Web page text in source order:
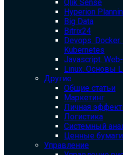
Qlik Sense
Hyperion
Big Data
Bitrix24
Devops.
Kubernetes
Javascript.
Linux. Основы
Другие
Общие статьи
Маркетинг
Личная
Логистика
Системный
Ценные бумаги
Управление